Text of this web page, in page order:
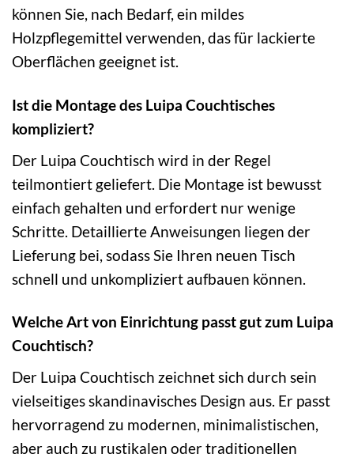
können Sie, nach Bedarf, ein mildes
Holzpflegemittel verwenden, das für lackierte
Oberflächen geeignet ist.
Ist die Montage des Luipa Couchtisches
kompliziert?
Der Luipa Couchtisch wird in der Regel
teilmontiert geliefert. Die Montage ist bewusst
einfach gehalten und erfordert nur wenige
Schritte. Detaillierte Anweisungen liegen der
Lieferung bei, sodass Sie Ihren neuen Tisch
schnell und unkompliziert aufbauen können.
Welche Art von Einrichtung passt gut zum Luipa
Couchtisch?
Der Luipa Couchtisch zeichnet sich durch sein
vielseitiges skandinavisches Design aus. Er passt
hervorragend zu modernen, minimalistischen,
aber auch zu rustikalen oder traditionellen